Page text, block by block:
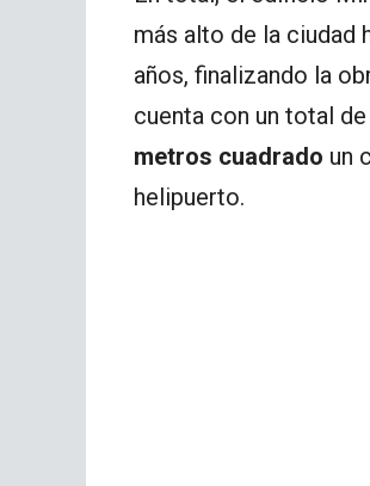
más alto de la ciudad
años, finalizando la
cuenta con un total
metros cuadrado un
helipuerto.